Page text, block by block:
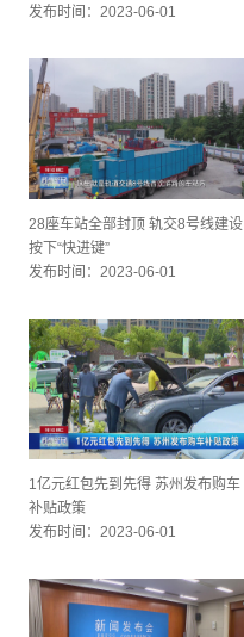
发布时间：2023-06-01
28座车站全部封顶 轨交8号线建设
按下“快进键”
发布时间：2023-06-01
1亿元红包先到先得 苏州发布购车
补贴政策
发布时间：2023-06-01